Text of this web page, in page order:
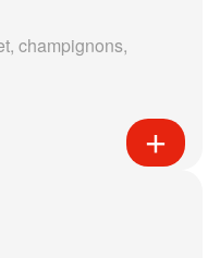
champignons,